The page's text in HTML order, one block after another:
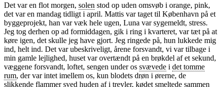
Det var en flot morgen, solen stod op uden omsvøb i orange, pink,
det var en mandag tidligt i april. Mattis var taget til København på et
byggeprojekt, han var væk hele ugen, Luna var sygemeldt, stress.
Jeg tog derhen op ad formiddagen, gik i ring i kvarteret, var tæt på at
køre igen, det skulle jeg have gjort. Jeg ringede på, hun lukkede mig
ind, helt ind. Det var ubeskriveligt, årene forsvandt, vi var tilbage i
min gamle lejlighed, huset var overtændt på en brøkdel af et sekund,
væggene forsvandt, loftet, sengen under os svævede i det tomme
rum, der var intet imellem os, kun blodets drøn i ørerne, de
slikkende flammersved huden af i trevler, kødet smeltede sammen